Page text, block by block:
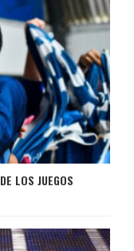
LOS JUEGOS